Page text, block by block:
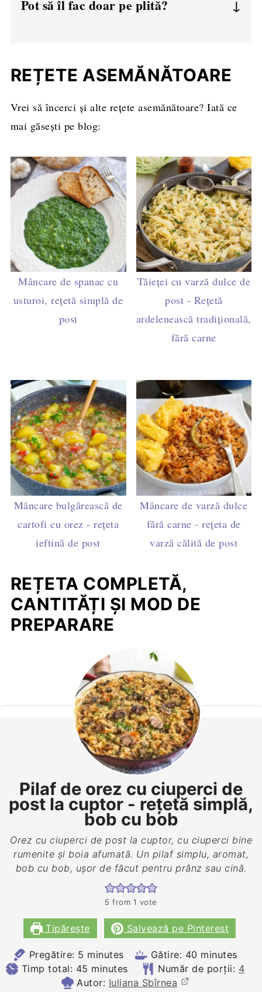
legat, apropiat de risotto.
Pot să îl fac doar pe plită?
REȚETE ASEMĂNĂTOARE
Vrei să încerci și alte rețete asemănătoare? Iată ce
mai găsești pe blog:
Mâncare de spanac cu
usturoi, rețetă simplă de
post
Tăieței cu varză dulce de
post - Rețetă
ardelenească tradițională,
fără carne
Mâncare bulgărească de
cartofi cu orez - rețeta
ieftină de post
Mâncare de varză dulce
fără carne - rețeta de
varză călită de post
REȚETA COMPLETĂ,
CANTITĂȚI ȘI MOD DE
PREPARARE
Pilaf de orez cu ciuperci de
post la cuptor - rețetă simplă,
bob cu bob
Orez cu ciuperci de post la cuptor, cu ciuperci bine
rumenite și boia afumată. Un pilaf simplu, aromat,
bob cu bob, ușor de făcut pentru prânz sau cină.
5 from 1 vote
Tipărește Salvează pe Pinterest
Pregătire: 5 minutes
minutes Gătire: 40minutes
minutes
Timp total: 45 minutes
minutes Număr de porții: 4
Autor: Iuliana Sbîrnea